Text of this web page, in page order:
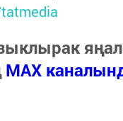
MAX